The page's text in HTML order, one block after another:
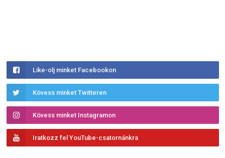
Like-olj minket Facebookon
Kövess minket Twitteren
Kövess minket Instagramon
Iratkozz fel YouTube-csatornánkra